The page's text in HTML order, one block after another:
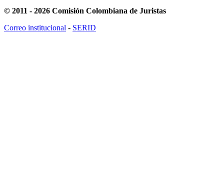
© 2011 - 2026 Comisión Colombiana de Juristas
Correo institucional - SERID